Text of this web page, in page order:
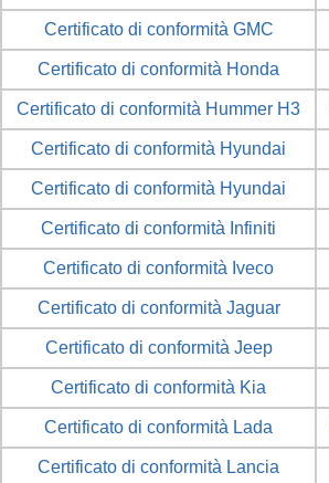
Certificato di conformità GMC
Certificato di conformità Honda
Certificato di conformità Hummer H3
Certificato di conformità Hyundai
Certificato di conformità Hyundai
Certificato di conformità Infiniti
Certificato di conformità Iveco
Certificato di conformità Jaguar
Certificato di conformità Jeep
Certificato di conformità Kia
Certificato di conformità Lada
Certificato di conformità Lancia